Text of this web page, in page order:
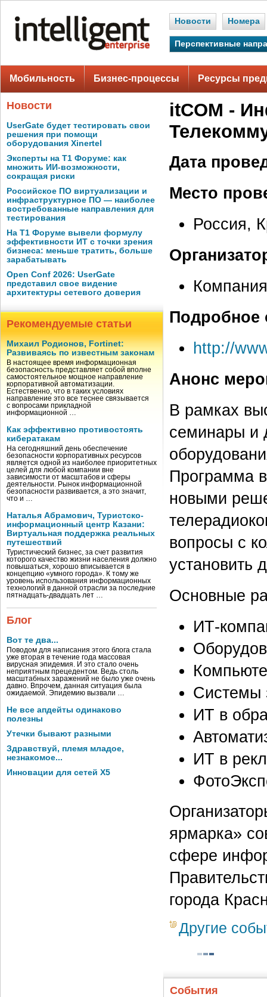
Новости Номера
Перспективные
Мобильность Бизнес-процессы Ресурсы
Новости
UserGate будет тестировать свои
решения при помощи
оборудования Xinertel
Эксперты на Т1 Форуме: как
множить ИИ-возможности,
сокращая риски
Российское ПО виртуализации и
инфраструктурное ПО — наиболее
востребованные направления для
тестирования
На Т1 Форуме вывели формулу
эффективности ИТ с точки зрения
бизнеса: меньше тратить, больше
зарабатывать
Open Conf 2026: UserGate
представил свое видение
архитектуры сетевого доверия
Рекомендуемые статьи
Михаил Родионов, Fortinet:
Развиваясь по известным законам
В настоящее время информационная
безопасность представляет собой вполне
самостоятельное мощное направление
корпоративной автоматизации.
Естественно, что в таких условиях
направление это все теснее связывается
с вопросами прикладной
информационной …
Как эффективно противостоять
кибератакам
На сегодняшний день обеспечение
безопасности корпоративных ресурсов
является одной из наиболее приоритетных
целей для любой компании вне
зависимости от масштабов и сферы
деятельности. Рынок информационной
безопасности развивается, а это значит,
что и …
Наталья Абрамович, Туристско-
информационный центр Казани:
Виртуальная поддержка реальных
путешествий
Туристический бизнес, за счет развития
которого качество жизни населения должно
повышаться, хорошо вписывается в
концепцию «умного города». К тому же
уровень использования информационных
технологий в данной отрасли за последние
пятнадцать-двадцать лет …
Блог
Вот те два...
Поводом для написания этого блога стала
уже вторая в течение года массовая
вирусная эпидемия. И это стало очень
неприятным прецедентом. Ведь столь
масштабных заражений не было уже очень
давно. Впрочем, данная ситуация была
ожидаемой. Эпидемию вызвали …
Не все апдейты одинаково
полезны
Утечки бывают разными
Здравствуй, племя младое,
незнакомое...
Инновации для сетей X5
itCOM -
Дата
Место
Россия,
Подробное
http://
Анонс
В рамках
семинары и
Программа
новыми
вопросы с
установить
Основные
ИТ-
Системы
ИТ в
ИТ в
ярмарка»
сфере
города
Другие
События